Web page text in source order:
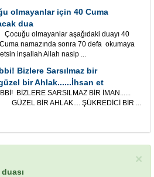
olmayanlar için 40 Cuma
dua
olmayanlar aşağıdaki duayı 40
namazında sonra 70 defa okumaya
inşallah Allah nasip ...
Bizlere Sarsılmaz bir
bir Ahlak......İhsan et
BİZLERE SARSILMAZ BİR İMAN......
BİR AHLAK.... ŞÜKREDİCİ BİR ...
×